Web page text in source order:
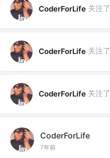
CoderForLife 关注了
CoderForLife 关注了
CoderForLife 关注了
CoderForLife
7年前